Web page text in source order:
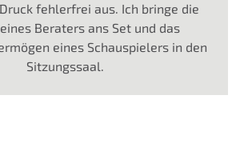
fehlerfrei aus. Ich bringe die
Beraters ans Set und das
eines Schauspielers in den
Sitzungssaal.